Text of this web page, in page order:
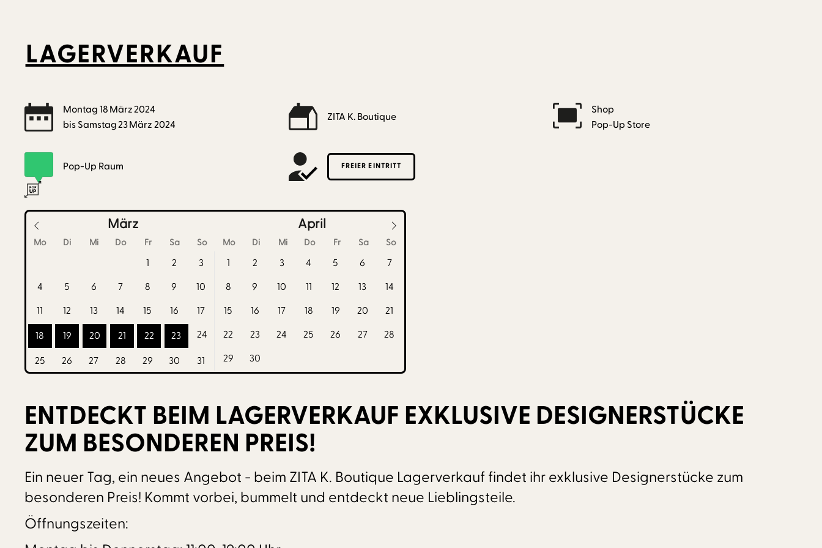
LAGERVERKAUF
Montag 18 März2024
bis Samstag23März 2024
ZITA K. Boutique
Shop
Pop-Up Store
Pop-Up Raum FREIER EINTRITT
Мärz April
Mo Di Mi Do Fr Sa So Mo Di Mi Do Fr Sa So
1 2
3
4
5 6 7 8 9
10
11
12 13 14 15 16 17
18 19 20 21 22 23 24
25 26 27 28 29 30 31
1 2 3 4 5 6
7
8
9 10 11 12 13
14
15
16 17 18 19 20
21
22
23 24 25 26 27
28
29
30
ENTDECKT BEIM LAGERVERKAUF EXKLUSIVE DESIGNERSTÜCKE
ZUM BESONDEREN PREIS!
Ein neuer Tag, ein neues Angebot - beim ZITA K. Boutique Lagerverkauf findet ihr exklusive Designerstücke zum
besonderen Preis! Kommt vorbei, bummelt und entdeckt neue Lieblingsteile.
Öffnungszeiten: